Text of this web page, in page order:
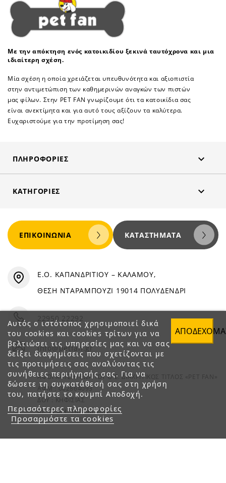
Με την απόκτηση ενός κατοικιδίου ξεκινά ταυτόχρονα και μια
ιδιαίτερη σχέση.
Μία σχέση η οποία χρειάζεται υπευθυνότητα και αξιοπιστία
στην αντιμετώπιση των καθημερινών αναγκών των πιστών
μας φίλων. Στην PET FAN γνωρίζουμε ότι τα κατοικίδια σας
είναι ανεκτίμητα και για αυτό τους αξίζουν τα καλύτερα.
Ευχαριστούμε για την προτίμηση σας!
ΠΛΗΡΟΦΟΡΊΕΣ 
ΚΑΤΗΓΟΡΊΕΣ 
Αυτός ο ιστότοπος χρησιμοποιεί δικά
του cookies και cookies τρίτων για να
βελτιώσει τις υπηρεσίες μας και να σας
δείξει διαφημίσεις που σχετίζονται με
τις προτιμήσεις σας αναλύοντας τις
συνήθειες περιήγησής σας. Για να
δώσετε τη συγκατάθεσή σας στη χρήση
του, πατήστε το κουμπί Αποδοχή.
Περισσότερες πληροφορίες
Προσαρμόστε τα cookies
ΕΠΙΚΟΙΝΩΝΊΑ ΚΑΤΑΣΤΉΜΑΤΑ
Ε.Ο. ΚΑΠΑΝΔΡΙΤΙΟΥ – ΚΑΛΑΜΟΥ,
ΘΕΣΗ ΝΤΑΡΑΜΠΟΥΖΙ 19014 ΠΟΛΥΔΕΝΔΡΙ
22950 22292
info@petfan.gr
ΑΦΟΙ ΧΑΤΖΗΓΕΩΡΓΙΟΥ Ο.Ε. ΔΙΑΚΡΙΤΙΚΟΣ ΤΙΤΛΟΣ «PET FAN»
ΑΦΜ : 082864093
ΔΟΥ : ΚΗΦΙΣΙΑΣ
ΑΡ. ΓΕΜΗ: 1821901000